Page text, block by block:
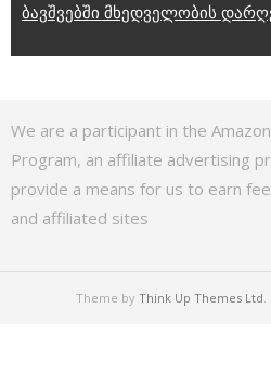
ბავშვებში მხედველობის
We are a participant in the
Program, an affiliate advertising
provide a means for us to earn
and affiliated sites
Theme by Think Up Themes Ltd.